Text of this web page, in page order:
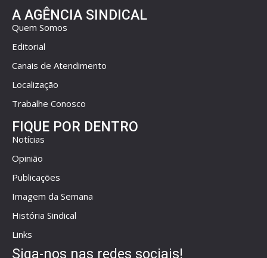
A AGÊNCIA SINDICAL
Quem Somos
Editorial
Canais de Atendimento
Localização
Trabalhe Conosco
FIQUE POR DENTRO
Notícias
Opinião
Publicações
Imagem da Semana
História Sindical
Links
Siga-nos nas redes sociais!